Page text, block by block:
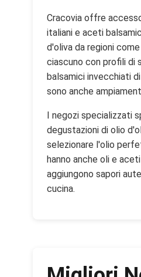
Cracovia offre
italiani e aceti
d'oliva da regioni
ciascuno con profili di
balsamici invecchiati
sono anche
I negozi specializzati
degustazioni di olio
selezionare l'olio
hanno anche oli e
aggiungono sapori
cucina.